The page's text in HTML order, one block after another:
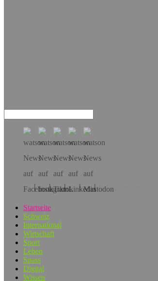
Hol dir die App!
Startseite
Schweiz
International
Wirtschaft
Sport
Leben
Spass
Digital
Wissen